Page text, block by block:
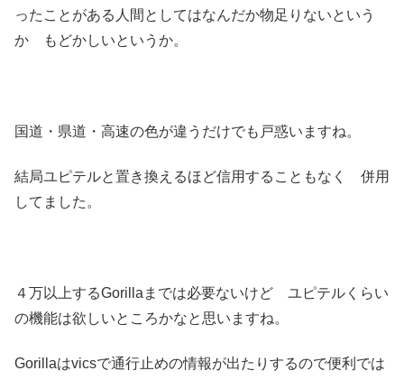
ったことがある人間としてはなんだか物足りないという
か もどかしいというか。
国道・県道・高速の色が違うだけでも戸惑いますね。
結局ユピテルと置き換えるほど信用することもなく 併用
してました。
４万以上するGorillaまでは必要ないけど ユピテルくらい
の機能は欲しいところかなと思いますね。
Gorillaはvicsで通行止めの情報が出たりするので便利では